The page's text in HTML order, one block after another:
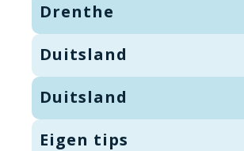
Drenthe
Duitsland
Duitsland
Eigen tips